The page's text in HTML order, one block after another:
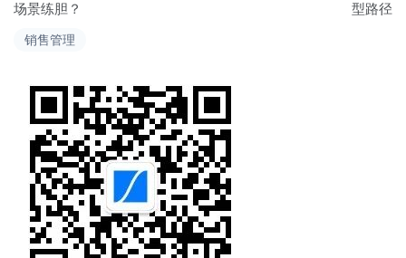
销售管理
导
场景练胆？
型路径